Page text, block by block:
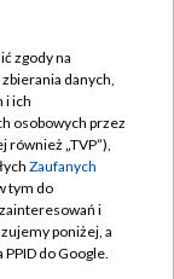
zgody na
danych,
i ich
osobowych przez
również „TVP”),
Zaufanych
tym do
i
poniżej, a
do Google.